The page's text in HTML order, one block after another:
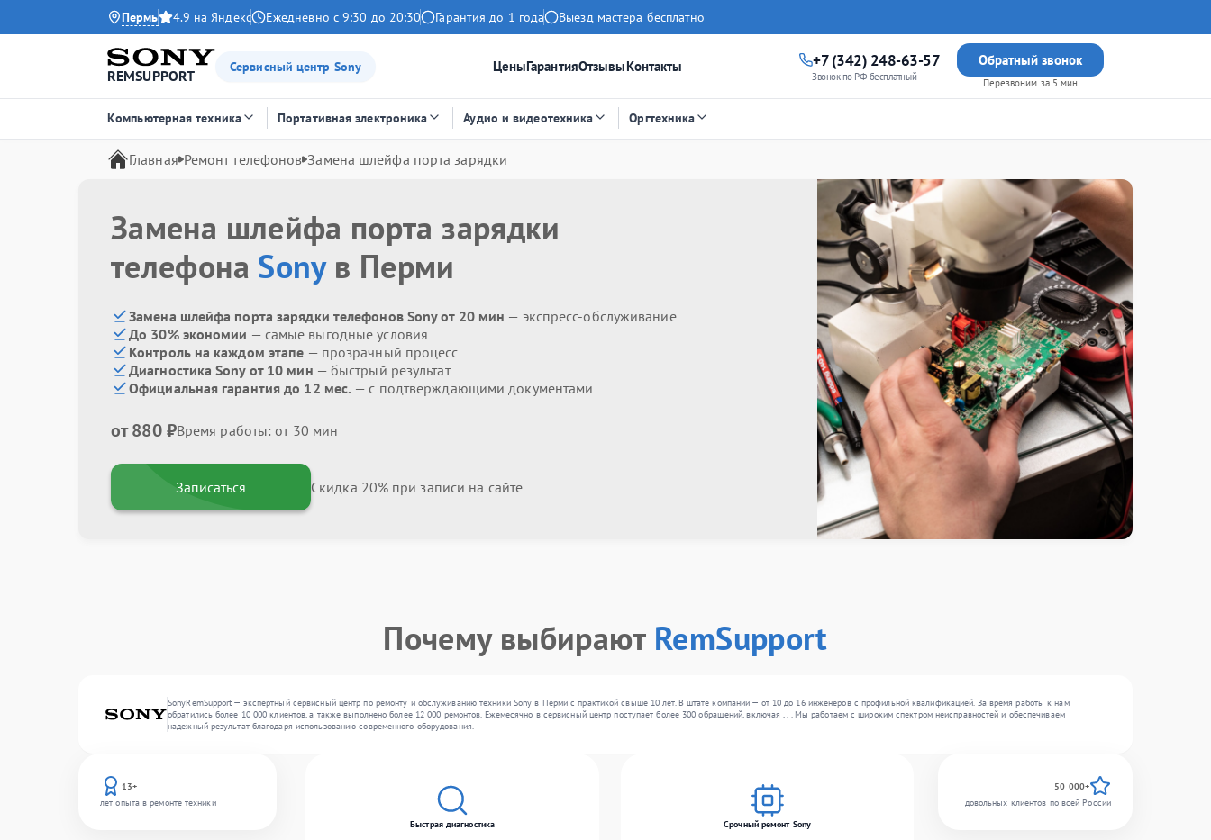
Пермь 4.9 на Яндекс Ежедневно с 9:30 до 20:30 Гарантия до 1 года Выезд мастера бесплатно
REMSUPPORT
Сервисный центр Sony ЦеныГарантияОтзывыКонтакты +7 (342) 248-63-57
Звонок по РФ бесплатный
Обратный звонок
Перезвоним за 5 мин
Компьютерная техника Портативная электроника Аудио и видеотехника Оргтехника
Главная Ремонт телефонов Замена шлейфа порта зарядки
Замена шлейфа порта зарядки
телефона Sonyв Перми
Замена шлейфа порта зарядки телефонов Sony от 20 мин — экспресс-обслуживание
До 30% экономии — самые выгодные условия
Контроль на каждом этапе — прозрачный процесс
Диагностика Sony от 10 мин — быстрый результат
Официальная гарантия до 12 мес. — с подтверждающими документами
от 880 ₽Время работы: от 30 мин
Записаться Скидка 20% при записи на сайте
Почему выбирают RemSupport
SonyRemSupport — экспертный сервисный центр по ремонту и обслуживанию техники Sony в Перми с практикой свыше 10 лет. В штате компании — от 10 до 16 инженеров с профильной квалификацией. За время работы к нам
обратились более 10 000 клиентов, а также выполнено более 12 000 ремонтов. Ежемесячно в сервисный центр поступает более 300 обращений, включая , , . Мы работаем с широким спектром неисправностей и обеспечиваем
надежный результат благодаря использованию современного оборудования.
13+
лет опыта в ремонте техники
Быстрая диагностика
Срочный ремонт Sony
50 000+
довольных клиентов по всей России